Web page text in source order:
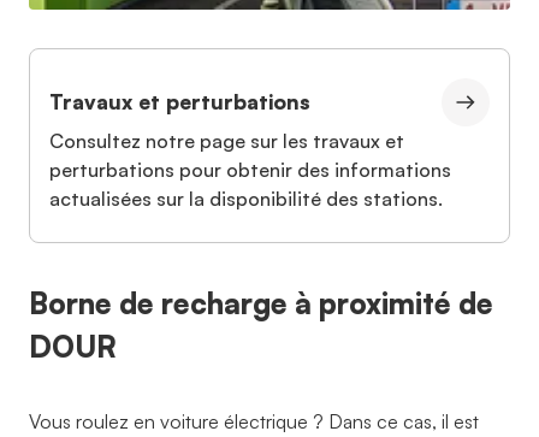
Travaux et perturbations
Consultez notre page sur les travaux et
perturbations pour obtenir des informations
actualisées sur la disponibilité des stations.
Borne de recharge à proximité de
DOUR
Vous roulez en voiture électrique ? Dans ce cas, il est